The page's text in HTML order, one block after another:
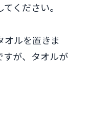
ください。
オルを置きま
すが、タオルが